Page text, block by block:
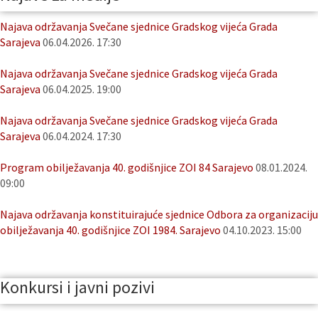
Najava održavanja Svečane sjednice Gradskog vijeća Grada
Sarajeva 06.04.2026. 17:30
Najava održavanja Svečane sjednice Gradskog vijeća Grada
Sarajeva 06.04.2025. 19:00
Najava održavanja Svečane sjednice Gradskog vijeća Grada
Sarajeva 06.04.2024. 17:30
Program obilježavanja 40. godišnjice ZOI 84 Sarajevo 08.01.2024.
09:00
Najava održavanja konstituirajuće sjednice Odbora za organizaciju
obilježavanja 40. godišnjice ZOI 1984. Sarajevo 04.10.2023. 15:00
Konkursi i javni pozivi